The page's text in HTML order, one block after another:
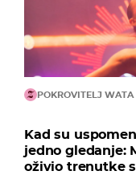
POKROVITELJ WATA
Kad su
jedno gledanje:
oživio trenutke